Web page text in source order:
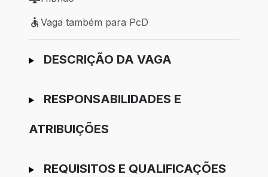
Modelo de trabalho: Híbrido
Vaga também para PcD
Vaga também para PcD
Ir para candidatura
DESCRIÇÃO DA VAGA
RESPONSABILIDADES E
ATRIBUIÇÕES
REQUISITOS E QUALIFICAÇÕES